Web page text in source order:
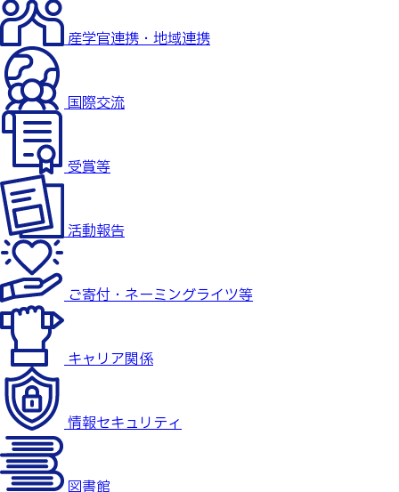
産学官連携・地域連携
国際交流
受賞等
活動報告
ご寄付・ネーミングライツ等
キャリア関係
情報セキュリティ
図書館